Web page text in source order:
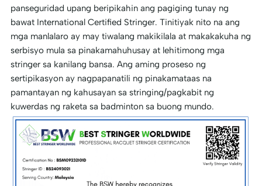
panseguridad upang beripikahin ang pagiging tunay ng
bawat International Certified Stringer. Tinitiyak nito na ang
mga manlalaro ay may tiwalang makikilala at makakakuha ng
serbisyo mula sa pinakamahuhusay at lehitimong mga
stringer sa kanilang bansa. Ang aming proseso ng
sertipikasyon ay nagpapanatili ng pinakamataas na
pamantayan ng kahusayan sa stringing/pagkabit ng
kuwerdas ng raketa sa badminton sa buong mundo.